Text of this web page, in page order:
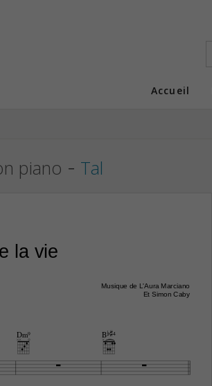
Accueil
piano - Tal
la vie
Musique de L'Aura Marciano
Et Simon Caby
Dm9

Bb#4
